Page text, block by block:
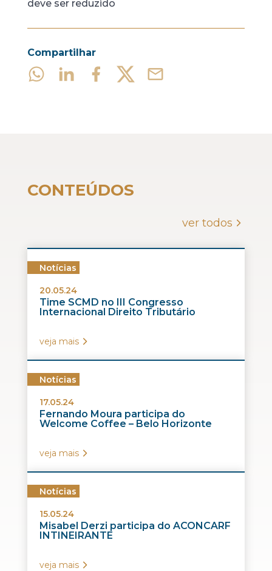
deve ser reduzido
Compartilhar
CONTEÚDOS
ver todos
Notícias
20.05.24
Time SCMD no III Congresso
Internacional Direito Tributário
veja mais
Notícias
17.05.24
Fernando Moura participa do
Welcome Coffee – Belo Horizonte
veja mais
Notícias
15.05.24
Misabel Derzi participa do ACONCARF
INTINEIRANTE
veja mais